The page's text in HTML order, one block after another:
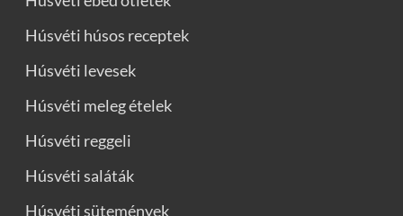
Húsvéti húsos receptek
Húsvéti levesek
Húsvéti meleg ételek
Húsvéti reggeli
Húsvéti saláták
Húsvéti sütemények